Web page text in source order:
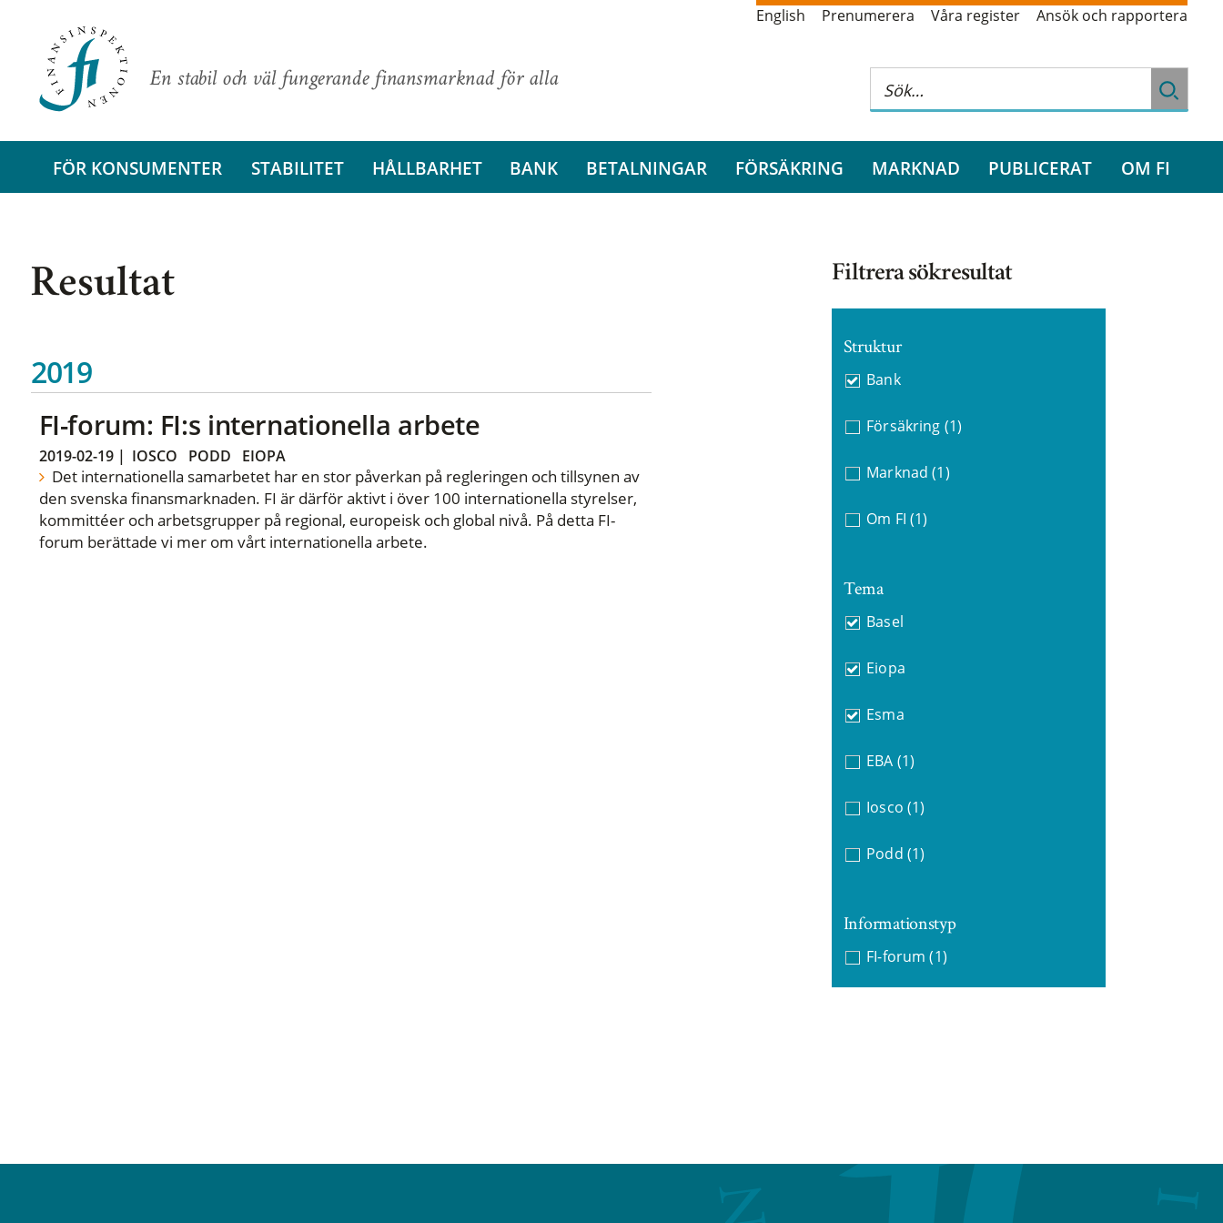
En stabil och väl fungerande finansmarknad för alla
English Prenumerera Våra register Ansök och rapportera
FÖR KONSUMENTER STABILITET HÅLLBARHET BANK BETALNINGAR FÖRSÄKRING MARKNAD PUBLICERAT OM FI
Resultat
2019
FI-forum: FI:s internationella arbete
2019-02-19| IOSCO PODD EIOPA
Det internationella samarbetet har en stor påverkan på regleringen och tillsynen av
den svenska finansmarknaden. FI är därför aktivt i över 100 internationella styrelser,
kommittéer och arbetsgrupper på regional, europeisk och global nivå. På detta FI-
forum berättade vi mer om vårt internationella arbete.
Filtrera sökresultat
Struktur
Bank
Försäkring (1)
Marknad (1)
Om FI (1)
Tema
Basel
Eiopa
Esma
EBA (1)
Iosco (1)
Podd (1)
Informationstyp
FI-forum (1)